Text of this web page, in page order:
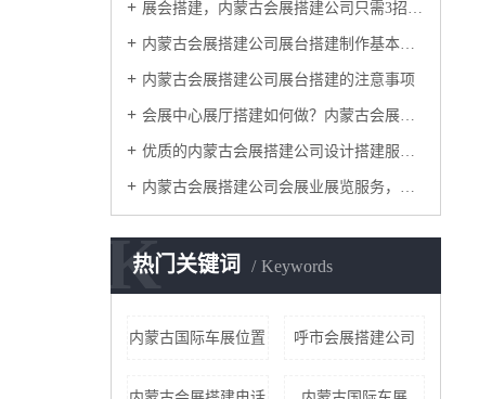
​展会搭建，内蒙古会展搭建公司只需3招，有效提高空间的利用率
内蒙古会展搭建公司展台搭建制作基本讲解
内蒙古会展搭建公司展台搭建的注意事项
会展中心展厅搭建如何做？内蒙古会展搭建公司这4个服务阶段要做好
优质的内蒙古会展搭建公司设计搭建服务流程是怎样的？
内蒙古会展搭建公司​会展业展览服务，怎一个搭建就可以涵盖？
热门关键词 Keywords
K
内蒙古国际车展位置 呼市会展搭建公司